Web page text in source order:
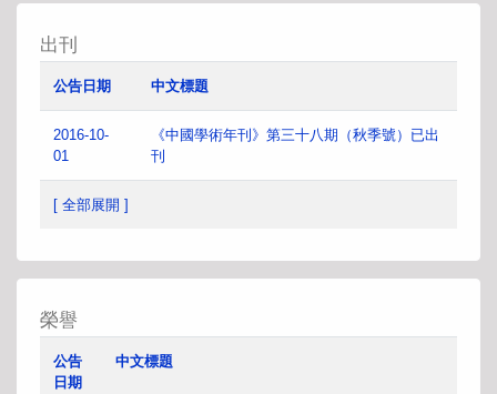
出刊
公告日期 中文標題
2016-10-
01
《中國學術年刊》第三十八期（秋季號）已出
刊
[ 全部展開 ]
榮譽
公告
日期
中文標題